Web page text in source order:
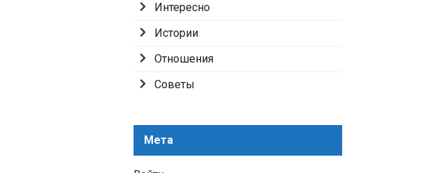
Интересно
Истории
Отношения
Советы
Мета